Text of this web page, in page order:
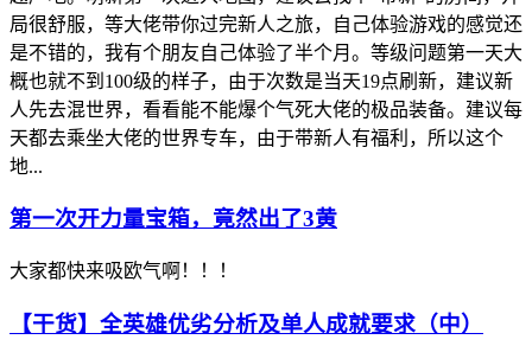
局很舒服，等大佬带你过完新人之旅，自己体验游戏的感觉还
是不错的，我有个朋友自己体验了半个月。等级问题第一天大
概也就不到100级的样子，由于次数是当天19点刷新，建议新
人先去混世界，看看能不能爆个气死大佬的极品装备。建议每
天都去乘坐大佬的世界专车，由于带新人有福利，所以这个
地...
第一次开力量宝箱，竟然出了3黄
大家都快来吸欧气啊！！！
【干货】全英雄优劣分析及单人成就要求（中）